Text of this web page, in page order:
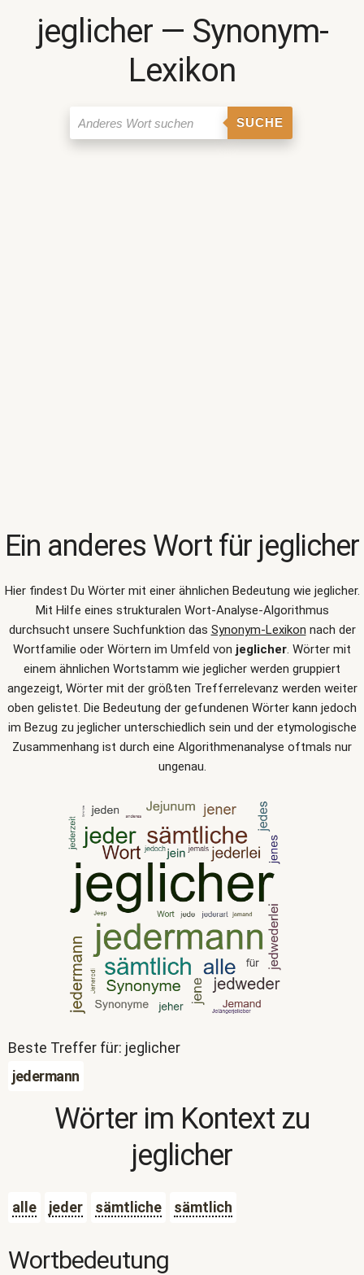
jeglicher ― Synonym-
Lexikon
SUCHE
Ein anderes Wort für jeglicher
Hier findest Du Wörter mit einer ähnlichen Bedeutung wie jeglicher.
Mit Hilfe eines strukturalen Wort-Analyse-Algorithmus
durchsucht unsere Suchfunktion das Synonym-Lexikon nach der
Wortfamilie oder Wörtern im Umfeld von jeglicher. Wörter mit
einem ähnlichen Wortstamm wie jeglicher werden gruppiert
angezeigt, Wörter mit der größten Trefferrelevanz werden weiter
oben gelistet. Die Bedeutung der gefundenen Wörter kann jedoch
im Bezug zu jeglicher unterschiedlich sein und der etymologische
Zusammenhang ist durch eine Algorithmenanalyse oftmals nur
ungenau.
Beste Treffer für: jeglicher
jedermann
Wörter im Kontext zu
jeglicher
alle jeder sämtliche sämtlich
Wortbedeutung